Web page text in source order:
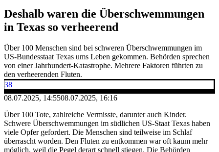
Deshalb waren die Überschwemmungen
in Texas so verheerend
Über 100 Menschen sind bei schweren Überschwemmungen im
US-Bundesstaat Texas ums Leben gekommen. Behörden sprechen
von einer Jahrhundert-Katastrophe. Mehrere Faktoren führten zu
den verheerenden Fluten.
38
08.07.2025, 14:5508.07.2025, 16:16
Über 100 Tote, zahlreiche Vermisste, darunter auch Kinder.
Schwere Überschwemmungen im südlichen US-Staat Texas haben
viele Opfer gefordert. Die Menschen sind teilweise im Schlaf
überrascht worden. Den Fluten zu entkommen war oft kaum mehr
möglich, weil die Pegel derart schnell stiegen. Die Behörden